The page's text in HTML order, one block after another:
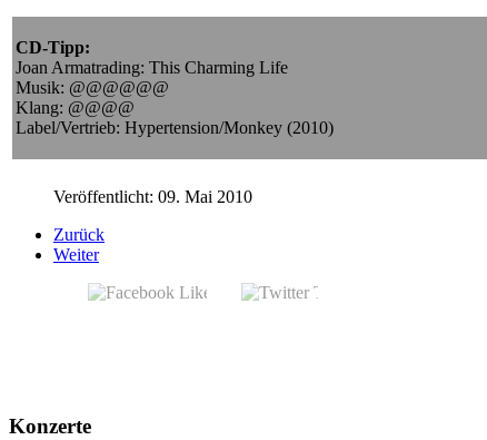
CD-Tipp:
Joan Armatrading: This Charming Life
Musik: @@@@@@
Klang: @@@@
Label/Vertrieb: Hypertension/Monkey (2010)
Veröffentlicht: 09. Mai 2010
Zurück
Weiter
Konzerte